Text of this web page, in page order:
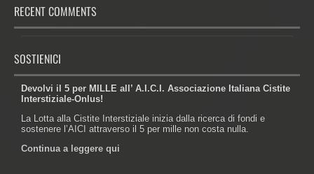
RECENT COMMENTS
SOSTIENICI
Devolvi il 5 per MILLE all’ A.I.C.I. Associazione Italiana Cistite
Interstiziale-Onlus!
La Lotta alla Cistite Interstiziale inizia dalla ricerca di fondi e
sostenere l’AICI attraverso il 5 per mille non costa nulla.
Continua a leggere qui